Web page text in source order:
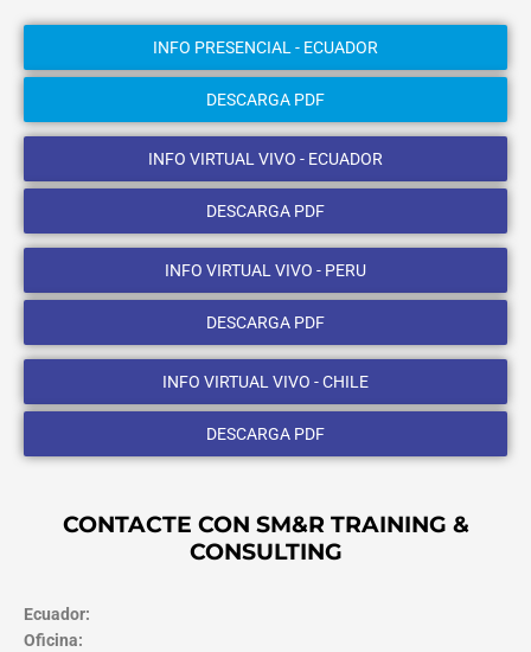
INFO PRESENCIAL - ECUADOR
DESCARGA PDF
INFO VIRTUAL VIVO - ECUADOR
DESCARGA PDF
INFO VIRTUAL VIVO - PERU
DESCARGA PDF
INFO VIRTUAL VIVO - CHILE
DESCARGA PDF
CONTACTE CON SM&R TRAINING &
CONSULTING
Ecuador:
Oficina: